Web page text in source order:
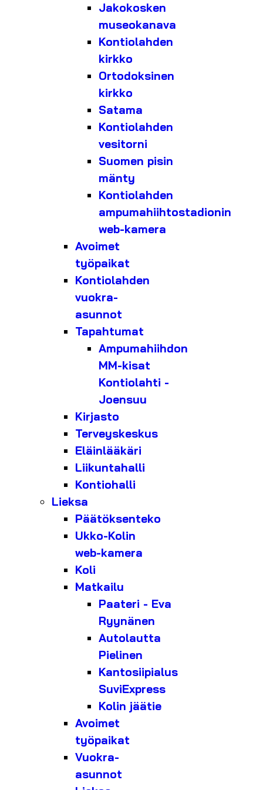
Jakokosken
museokanava
Kontiolahden
kirkko
Ortodoksinen
kirkko
Satama
Kontiolahden
vesitorni
Suomen pisin
mänty
Kontiolahden
ampumahiihtostadionin
web-kamera
Avoimet
työpaikat
Kontiolahden
vuokra-
asunnot
Tapahtumat
Ampumahiihdon
MM-kisat
Kontiolahti -
Joensuu
Kirjasto
Terveyskeskus
Eläinlääkäri
Liikuntahalli
Kontiohalli
Lieksa
Päätöksenteko
Ukko-Kolin
web-kamera
Koli
Matkailu
Paateri - Eva
Ryynänen
Autolautta
Pielinen
Kantosiipialus
SuviExpress
Kolin jäätie
Avoimet
työpaikat
Vuokra-
asunnot